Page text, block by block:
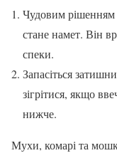
Чудовим рішенням
стане намет. Він
спеки.
Запасіться
зігрітися, якщо
нижче.
Мухи, комарі та